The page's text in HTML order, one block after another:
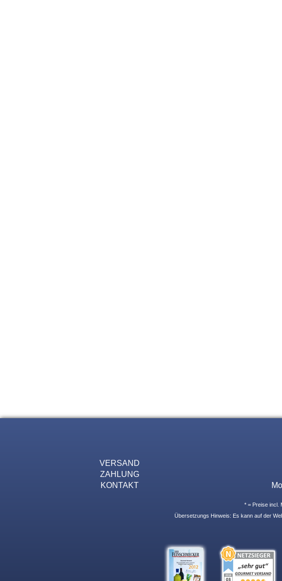
VERSAND
ZAHLUNG
KONTAKT
* = Preise incl.
Übersetzungs Hinweis: Es kann auf der